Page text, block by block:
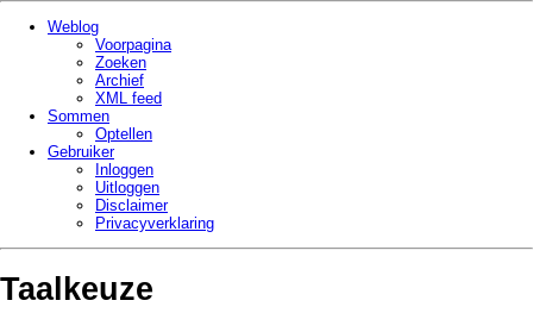
Weblog
Voorpagina
Zoeken
Archief
XML feed
Sommen
Optellen
Gebruiker
Inloggen
Uitloggen
Disclaimer
Privacy­verklaring
Taalkeuze